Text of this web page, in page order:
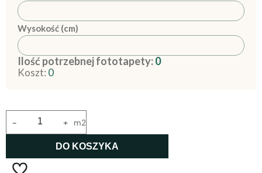
Wysokość (cm)
Ilość potrzebnej fototapety:0
Koszt: 0
+
- m2
DO KOSZYKA